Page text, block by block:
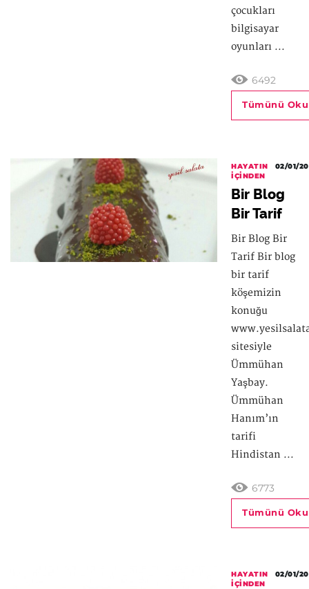
çocukları
bilgisayar
oyunları ...
6492
Tümünü Oku
HAYATIN
İÇINDEN
02/01/
Bir Blog
Bir Tarif
Bir Blog Bir
Tarif Bir blog
bir tarif
köşemizin
konuğu
sitesiyle
Ümmühan
Yaşbay.
Ümmühan
Hanım’ın
tarifi
Hindistan ...
6773
Tümünü Oku
HAYATIN
İÇINDEN
02/01/